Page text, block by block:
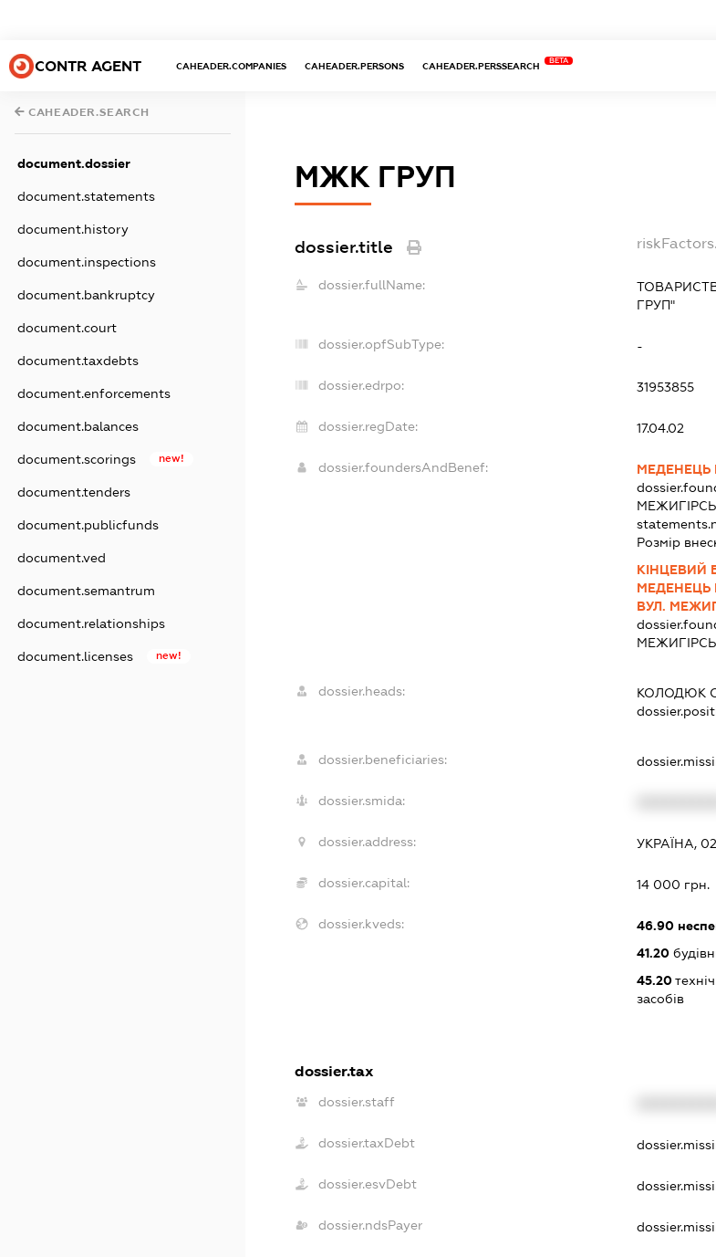
CONTR AGENT CAHEADER.COMPANIES CAHEADER.PERSONS CAHEADER.PERSSEARCH
BETA
CAHEADER.SEARCH
document.dossier
document.statements
document.history
document.inspections
document.bankruptcy
document.court
document.taxdebts
document.enforcements
document.balances
document.scorings new!
document.tenders
document.publicfunds
document.ved
document.semantrum
document.relationships
document.licenses new!
МЖК ГРУП
dossier.title
dossier.fullName:
ГРУП"
dossier.opfSubType: -
dossier.edrpo: 31953855
dossier.regDate: 17.04.02
dossier.foundersAndBenef:
МЕДЕНЕЦЬ
Розмір
КІНЦЕВИЙ
МЕДЕНЕЦЬ
ВУЛ.
dossier.heads: КОЛОДЮК
dossier.beneficiaries:
dossier.smida:
dossier.address: УКРАЇНА,
dossier.capital: 14 000 грн.
dossier.kveds: 46.90
41.20
45.20
засобів
dossier.tax
dossier.staff
dossier.taxDebt
dossier.esvDebt
dossier.ndsPayer